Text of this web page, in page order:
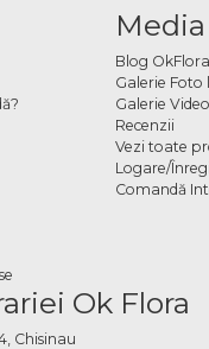
Media
Blog OkFlora
Galerie Foto
Galerie
Recenzii
Vezi toate
Logare/
Comandă
Ok Flora
Chisinau